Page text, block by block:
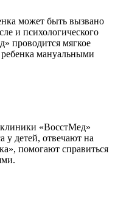
может быть вызвано
и психологического
проводится мягкое
мануальными
«ВосстМед»
у детей, отвечают на
помогают справиться